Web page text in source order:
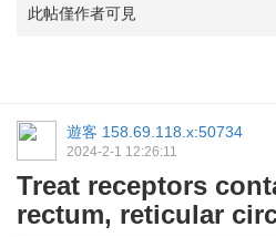
此帖僅作者可見
遊客 158.69.118.x:50734
2024-2-1 12:26:11
Treat receptors
rectum, reticular